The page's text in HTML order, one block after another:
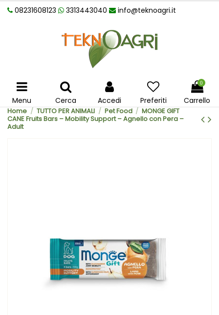
08231608123 3313443040 info@teknoagri.it
Menu Cerca Accedi Preferiti
0
Carrello
Home TUTTO PER ANIMALI Pet Food
MONGE GIFT
CANE Fruits Bars – Mobility Support – Agnello con Pera –
Adult